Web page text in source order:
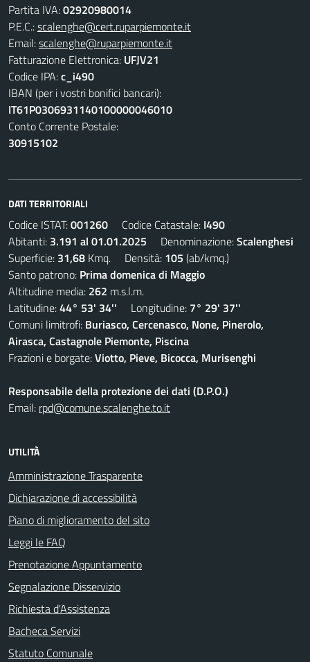
Partita IVA:02920980014
P.E.C.:scalenghe@cert.ruparpiemonte.it
Email:scalenghe@ruparpiemonte.it
Fatturazione Elettronica: UFJV21
Codice IPA:c_i490
IBAN (per i vostri bonifici bancari):
IT61P0306931140100000046010
Conto Corrente Postale:
30915102
DATI TERRITORIALI
Codice ISTAT:001260 Codice Catastale: I490
Abitanti: 3.191 al 01.01.2025 Denominazione:Scalenghesi
Superficie: 31,68 Kmq. Densità: 105 (ab/kmq.)
Santo patrono: Prima domenica di Maggio
Altitudine media: 262 m.s.l.m.
Latitudine:44° 53' 34'' Longitudine: 7° 29' 37''
Comuni limitrofi: Buriasco, Cercenasco, None, Pinerolo,
Airasca, Castagnole Piemonte, Piscina
Frazioni e borgate:Viotto, Pieve, Bicocca, Murisenghi
Responsabile della protezione dei dati (D.P.O.)
Email: rpd@comune.scalenghe.to.it
UTILITÀ
Amministrazione Trasparente
Dichiarazione di accessibilità
Piano di miglioramento del sito
Leggi le FAQ
Prenotazione Appuntamento
Segnalazione Disservizio
Richiesta d'Assistenza
Bacheca Servizi
Statuto Comunale